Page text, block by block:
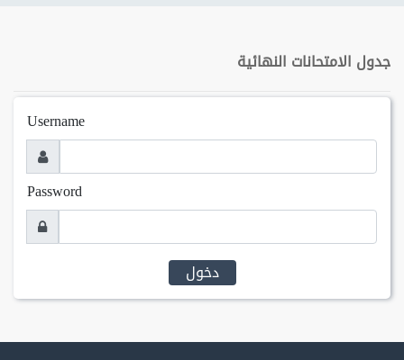
جدول الامتحانات النهائية
Username
Password
دخول